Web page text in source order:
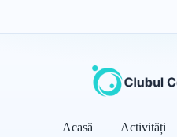
Acasă Activități